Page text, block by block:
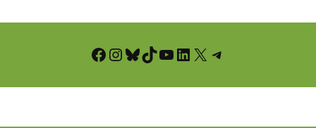
Facebook InstagramBluesky TikTok YouTube LinkedIn X Telegram